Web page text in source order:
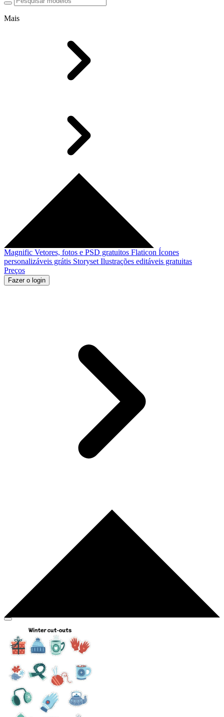
Mais
Magnific Vetores, fotos e PSD gratuitos Flaticon Ícones
personalizáveis grátis Storyset Ilustrações editáveis gratuitas
Preços
Fazer o login